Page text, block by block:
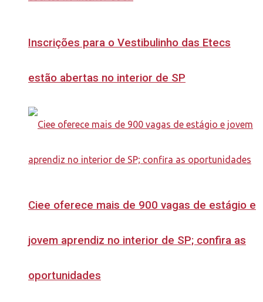
Inscrições para o Vestibulinho das Etecs
estão abertas no interior de SP
Ciee oferece mais de 900 vagas de estágio e
jovem aprendiz no interior de SP; confira as
oportunidades